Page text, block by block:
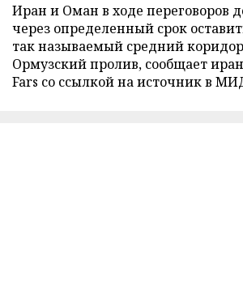
Иран и Оман в ходе переговоров
через определенный срок
так называемый средний
Ормузский пролив, сообщает
Fars со ссылкой на источник в